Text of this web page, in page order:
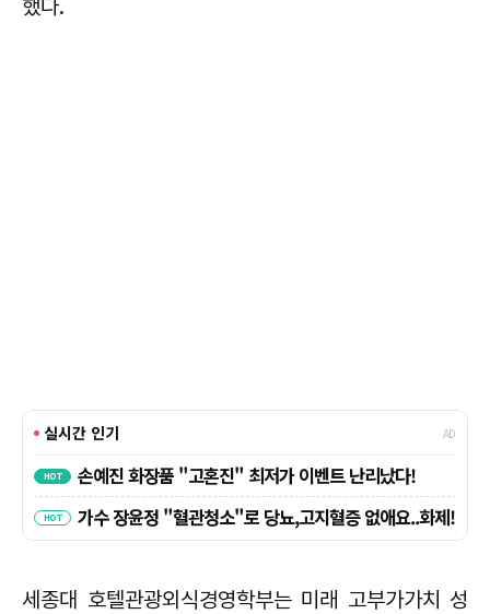
했다.
세종대 호텔관광외식경영학부는 미래 고부가가치 성